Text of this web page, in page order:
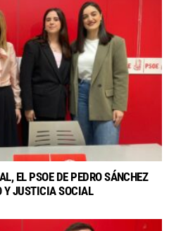
EL PSOE DE PEDRO SÁNCHEZ
Y JUSTICIA SOCIAL